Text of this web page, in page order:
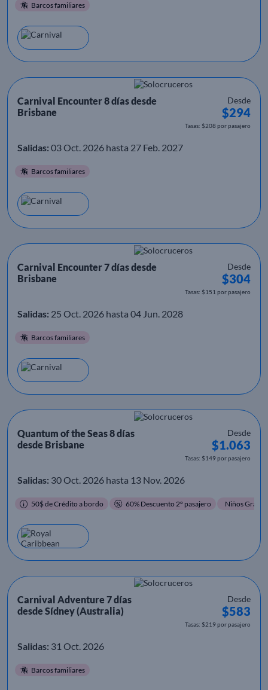
Barcos familiares
Carnival Encounter 8 días desde
Brisbane
Desde
$294
Tasas: $208 por pasajero
Salidas: 03 Oct. 2026 hasta 27 Feb. 2027
Barcos familiares
Carnival Encounter 7 días desde
Brisbane
Desde
$304
Tasas: $151 por pasajero
Salidas: 25 Oct. 2026 hasta 04 Jun. 2028
Barcos familiares
Quantum of the Seas 8 días
desde Brisbane
Desde
$1.063
Tasas: $149 por pasajero
Salidas: 30 Oct. 2026 hasta 13 Nov. 2026
50$ de Crédito a bordo 60% Descuento 2º pasajero Niños Gratis
Carnival Adventure 7 días
desde Sídney (Australia)
Desde
$583
Tasas: $219 por pasajero
Salidas: 31 Oct. 2026
Barcos familiares